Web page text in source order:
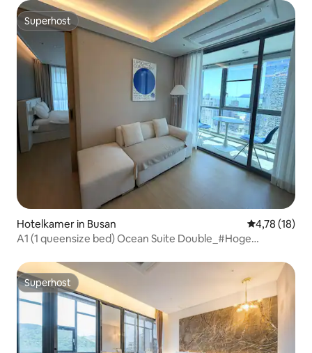
Superhost
Superhost
Hotelkamer in Busan Gemiddelde
4,78 (18)
A1 (1 queensize bed) Ocean Suite Double_#Hoge
op de oceaan
Superhost
Superhost